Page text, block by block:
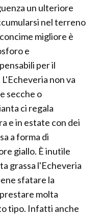
un ulteriore
nel terreno
migliore è
e
per il
non va
secche o
ci regala
e in estate con dei
a forma di
giallo. È inutile
grassa l'Echeveria
sfatare la
molta
tipo. Infatti anche